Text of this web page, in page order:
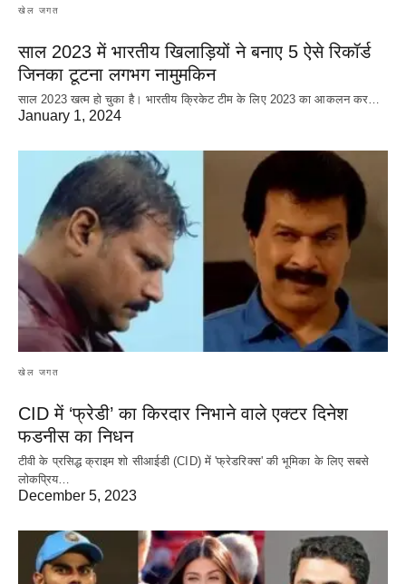
खेल जगत
साल 2023 में भारतीय खिलाड़ियों ने बनाए 5 ऐसे रिकॉर्ड
जिनका टूटना लगभग नामुमकिन
साल 2023 खत्म हो चुका है। भारतीय क्रिकेट‌ टीम के लिए 2023 का आकलन कर…
January 1, 2024
खेल जगत
CID में ‘फ्रेडी’ का किरदार निभाने वाले एक्टर दिनेश
फडनीस का निधन
टीवी के प्रसिद्ध क्राइम शो सीआईडी (CID) में 'फ्रेडरिक्स' की भूमिका के लिए सबसे
लोकप्रिय…
December 5, 2023